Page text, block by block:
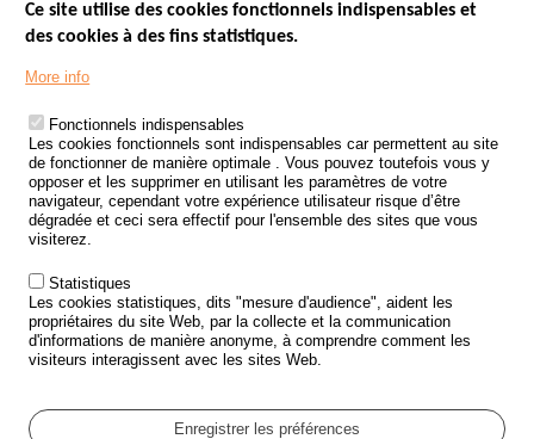
Menu
Footer
LES SITES PUBLICS
ÉTAT DE L’INSÉCURITÉ ROUTIÈRE
TRAITEMENT DES DONNÉES PERSONNELLES DES ACCIDENTS DE
LA ROUTE
ETUDES ET RECHERCHES
APPEL À PROJETS
POLITIQUE DE SÉCURITÉ ROUTIÈRE
Outils
AGENDA
GLOSSAIRE
Ce site utilise des cookies fonctionnels indispensables et
des cookies à des fins statistiques.
More info
Fonctionnels indispensables
Les cookies fonctionnels sont indispensables car permettent au site
de fonctionner de manière optimale . Vous pouvez toutefois vous y
opposer et les supprimer en utilisant les paramètres de votre
navigateur, cependant votre expérience utilisateur risque d’être
dégradée et ceci sera effectif pour l'ensemble des sites que vous
visiterez.
Statistiques
Les cookies statistiques, dits "mesure d'audience", aident les
propriétaires du site Web, par la collecte et la communication
d'informations de manière anonyme, à comprendre comment les
visiteurs interagissent avec les sites Web.
Enregistrer les préférences